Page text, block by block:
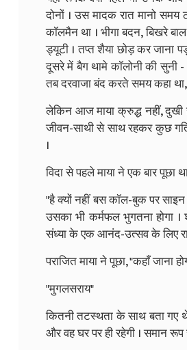
दोनों । उस मादक रात मानो समय
कॉलमैन था । भीगा बदन, बिखरे
ड्यूटी । तप्त शैया छोड़ कर जाना
दूसरे में बैग थामे कॉलोनी की
तब दरवाजा बंद करते समय कहा
लेकिन आज माया क्रुद्ध नहीं, दुखी
जीवन-साथी से साथ रहकर कुछ
।
विदा से पहले माया ने एक बार
"है क्यों नहीं बस कॉल-बुक पर
उसका भी कर्मफल भुगतना होगा
संध्या के एक आनंद-उत्सव के लिए
पराजित माया ने पूछा, "कहाँ जाना
"मुगलसराय"
कितनी तटस्थता के साथ बता गए
और वह घर पर ही रहेगी । समान रूप